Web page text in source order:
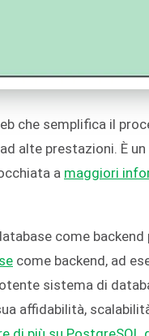
che semplifica il
alte prestazioni. È
a maggiori
come
come backend, ad
sistema di
affidabilità,